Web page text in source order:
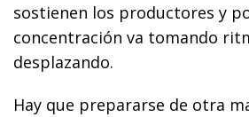
sostienen los productores y
concentración va tomando
desplazando.
Hay que prepararse de otra